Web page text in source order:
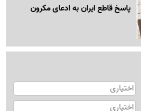
پاسخ قاطع ایران به ادعای مکرون